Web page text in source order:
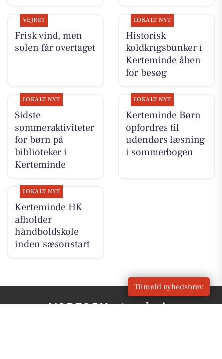
VEJRET
Frisk vind, men
solen får overtaget
LOKALT NYT
Historisk
koldkrigsbunker i
Kerteminde åben
for besøg
LOKALT NYT
Sidste
sommeraktiviteter
for børn på
biblioteker i
Kerteminde
LOKALT NYT
Kerteminde Børn
opfordres til
udendørs læsning
i sommerbogen
LOKALT NYT
Kerteminde HK
afholder
håndboldskole
inden sæsonstart
VORES Kerteminde
Tilmeld nyhedsbrev